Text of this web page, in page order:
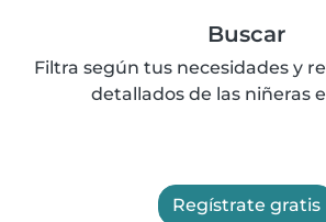
Buscar
Filtra según tus necesidades y
detallados de las niñeras
Regístrate gratis